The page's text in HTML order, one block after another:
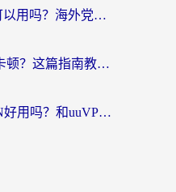
国外连回国内加速器可以用吗？海外党亲测实用指南，解决追剧游戏卡顿难题
海外看CCTV5直播总卡顿？这篇指南教你选对回国加速器，无缝刷国内资源
海外党必看：云极VPN好用吗？和uuVPN对比哪个回国效果更好？附真实体验+避坑指南